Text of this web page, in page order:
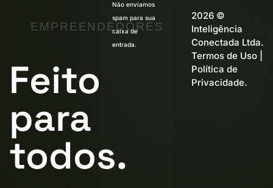
Feito
para
todos.
EMPREENDEDORES
Não enviamos
spam para sua
caixa de
entrada.
2026 ©
Inteligência
Conectada Ltda.
Termos de Uso|
Política de
Privacidade.